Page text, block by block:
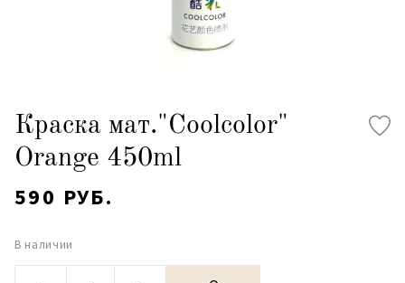
Краска мат."Coolcolor"
Orange 450ml
590 РУБ.
В наличии